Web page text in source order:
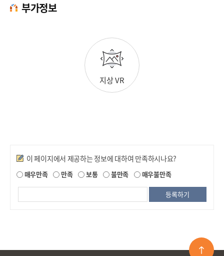
부가정보
지상 VR
만족도조사
이 페이지에서 제공하는 정보에 대하여 만족하시나요?
매우만족 만족 보통 불만족 매우불만족